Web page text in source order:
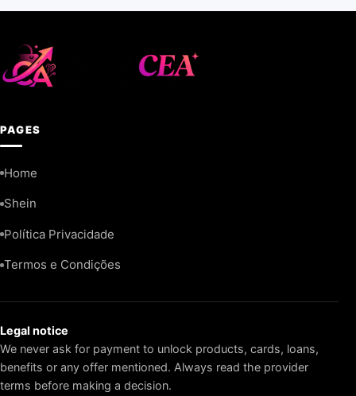
PAGES
Home
Shein
Política Privacidade
Termos e Condições
Legal notice
We never ask for payment to unlock products, cards, loans,
benefits or any offer mentioned. Always read the provider
terms before making a decision.